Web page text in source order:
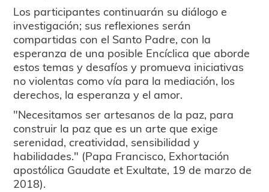
Los participantes continuarán su diálogo e
investigación; sus reflexiones serán
compartidas con el Santo Padre, con la
esperanza de una posible Encíclica que aborde
estos temas y desafíos y promueva iniciativas
no violentas como vía para la mediación, los
derechos, la esperanza y el amor.
"Necesitamos ser artesanos de la paz, para
construir la paz que es un arte que exige
serenidad, creatividad, sensibilidad y
habilidades." (Papa Francisco, Exhortación
apostólica Gaudate et Exultate, 19 de marzo de
2018).